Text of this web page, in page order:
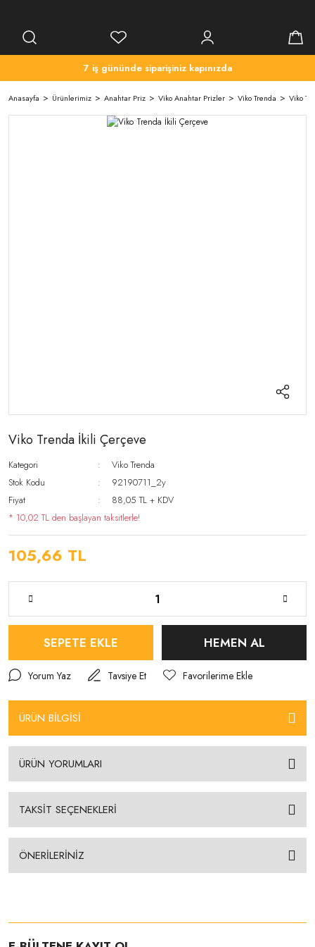
7 iş gününde siparişiniz kapınızda
Anasayfa Ürünlerimiz Anahtar Priz Viko Anahtar Prizler Viko Trenda Viko
Viko Trenda İkili Çerçeve
Kategori
Viko Trenda
Stok Kodu
92190711_2y
Fiyat
88,05 TL + KDV
* 10,02 TL den başlayan taksitlerle!
105,66 TL
SEPETE EKLE HEMEN AL
Yorum Yaz Tavsiye Et
ÜRÜN BİLGİSİ
ÜRÜN YORUMLARI
TAKSİT SEÇENEKLERİ
ÖNERİLERİNİZ